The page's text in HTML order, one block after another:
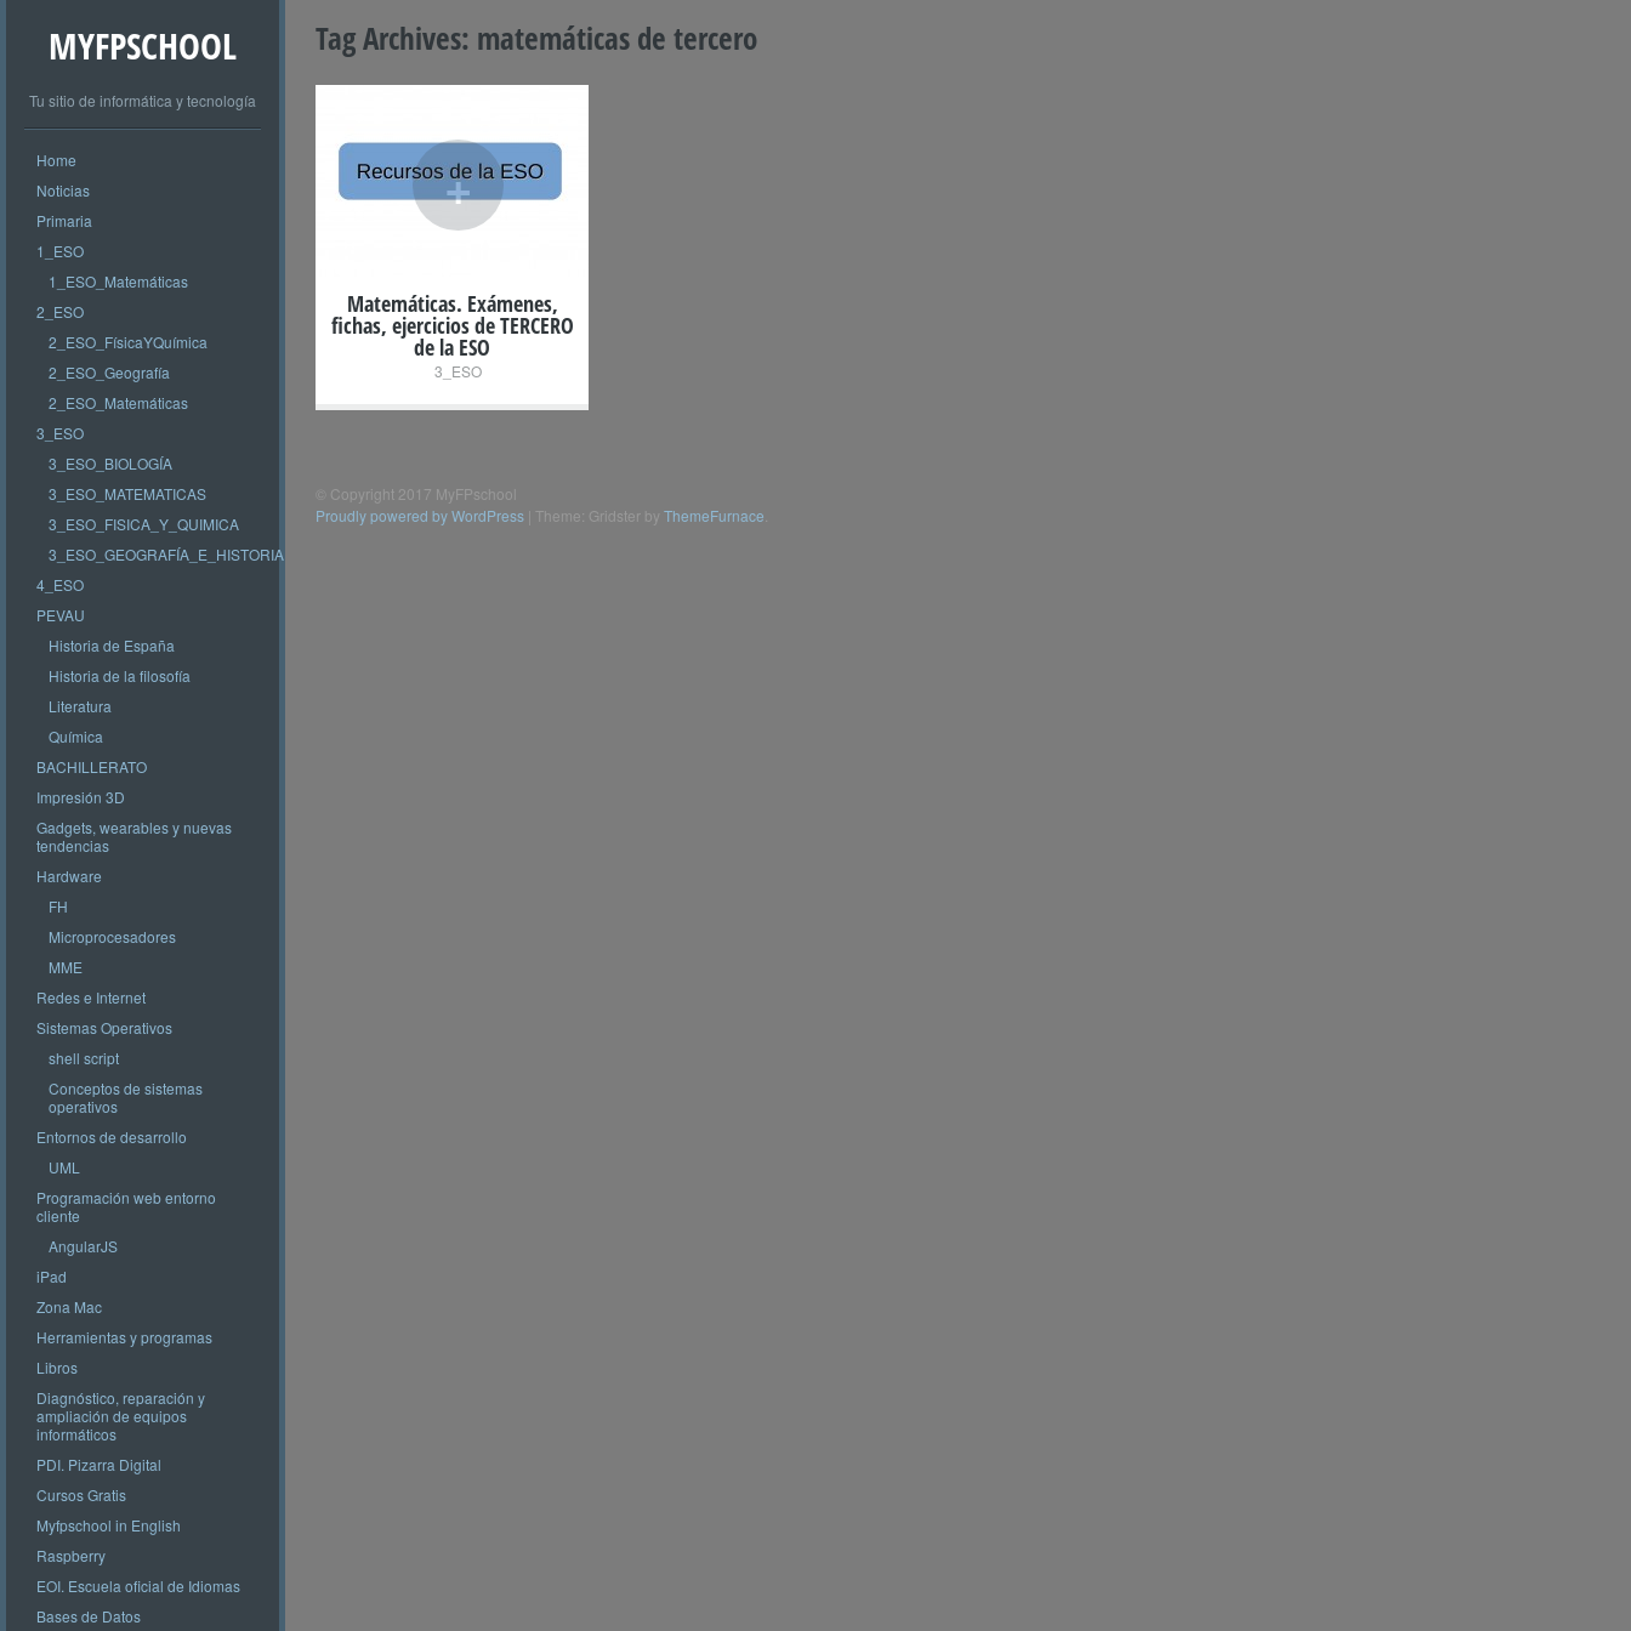
MYFPSCHOOL
Tu sitio de informática y tecnología
Home
Noticias
Primaria
1_ESO
1_ESO_Matemáticas
2_ESO
2_ESO_FísicaYQuímica
2_ESO_Geografía
2_ESO_Matemáticas
3_ESO
3_ESO_BIOLOGÍA
3_ESO_MATEMATICAS
3_ESO_FISICA_Y_QUIMICA
3_ESO_GEOGRAFÍA_E_HISTORIA
4_ESO
PEVAU
Historia de España
Historia de la filosofía
Literatura
Química
BACHILLERATO
Impresión 3D
Gadgets, wearables y nuevas
tendencias
Hardware
FH
Microprocesadores
MME
Redes e Internet
Sistemas Operativos
shell script
Conceptos de sistemas
operativos
Entornos de desarrollo
UML
Programación web entorno
cliente
AngularJS
iPad
Zona Mac
Herramientas y programas
Libros
Diagnóstico, reparación y
ampliación de equipos
informáticos
PDI. Pizarra Digital
Cursos Gratis
Myfpschool in English
Raspberry
EOI. Escuela oficial de Idiomas
Bases de Datos
Tag Archives: matemáticas de tercero
+
Matemáticas. Exámenes,
fichas, ejercicios de TERCERO
de la ESO
3_ESO
© Copyright 2017 MyFPschool
Proudly powered by WordPress Theme: Gridster by ThemeFurnace